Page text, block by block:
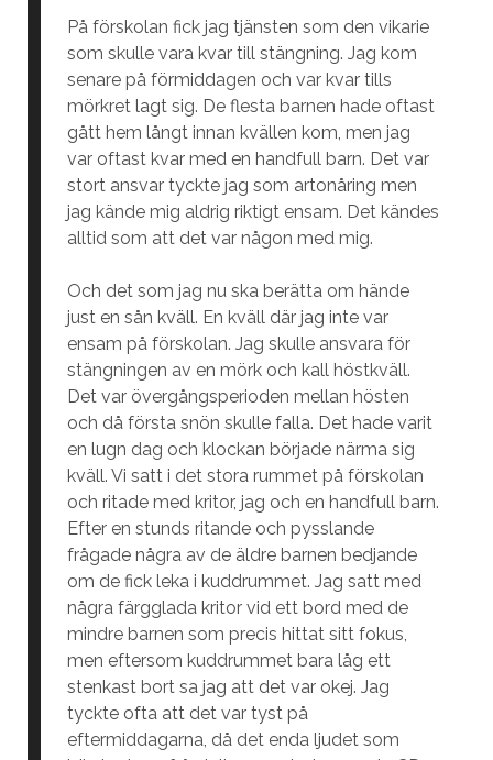
På förskolan fick jag tjänsten som den vikarie
som skulle vara kvar till stängning. Jag kom
senare på förmiddagen och var kvar tills
mörkret lagt sig. De flesta barnen hade oftast
gått hem långt innan kvällen kom, men jag
var oftast kvar med en handfull barn. Det var
stort ansvar tyckte jag som artonåring men
jag kände mig aldrig riktigt ensam. Det kändes
alltid som att det var någon med mig.
Och det som jag nu ska berätta om hände
just en sån kväll. En kväll där jag inte var
ensam på förskolan. Jag skulle ansvara för
stängningen av en mörk och kall höstkväll.
Det var övergångsperioden mellan hösten
och då första snön skulle falla. Det hade varit
en lugn dag och klockan började närma sig
kväll. Vi satt i det stora rummet på förskolan
och ritade med kritor, jag och en handfull barn.
Efter en stunds ritande och pysslande
frågade några av de äldre barnen bedjande
om de fick leka i kuddrummet. Jag satt med
några färgglada kritor vid ett bord med de
mindre barnen som precis hittat sitt fokus,
men eftersom kuddrummet bara låg ett
stenkast bort sa jag att det var okej. Jag
tyckte ofta att det var tyst på
eftermiddagarna, då det enda ljudet som